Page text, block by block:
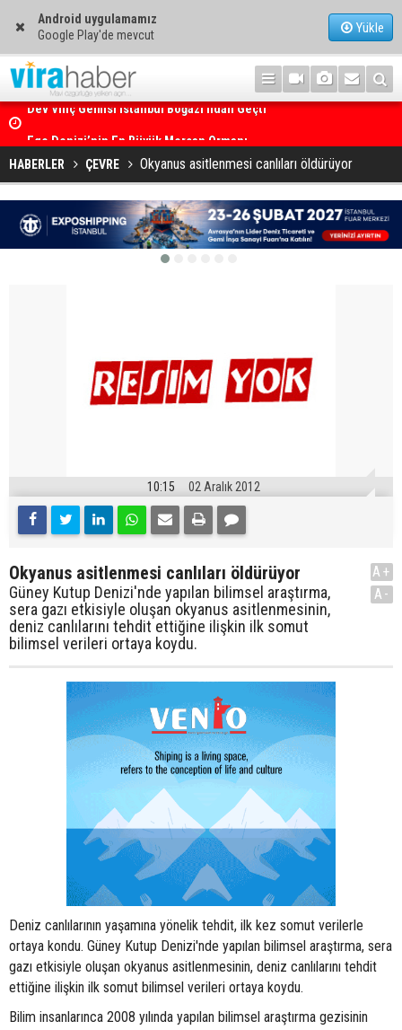
Android uygulamamız
Google Play'de mevcut
Yükle
HABERLER ÇEVRE Okyanus asitlenmesi canlıları öldürüyor
10:15 02 Aralık 2012
Okyanus asitlenmesi canlıları öldürüyor
Güney Kutup Denizi'nde yapılan bilimsel araştırma,
sera gazı etkisiyle oluşan okyanus asitlenmesinin,
deniz canlılarını tehdit ettiğine ilişkin ilk somut
bilimsel verileri ortaya koydu.
A+
A-
Deniz canlılarının yaşamına yönelik tehdit, ilk kez somut verilerle
ortaya kondu. Güney Kutup Denizi'nde yapılan bilimsel araştırma, sera
gazı etkisiyle oluşan okyanus asitlenmesinin, deniz canlılarını tehdit
ettiğine ilişkin ilk somut bilimsel verileri ortaya koydu.
Bilim insanlarınca 2008 yılında yapılan bilimsel araştırma gezisinin